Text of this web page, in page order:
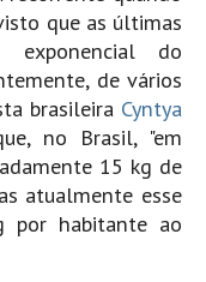
que as últimas
exponencial do
de vários
brasileira Cyntya
no Brasil, "em
15 kg de
atualmente esse
por habitante ao